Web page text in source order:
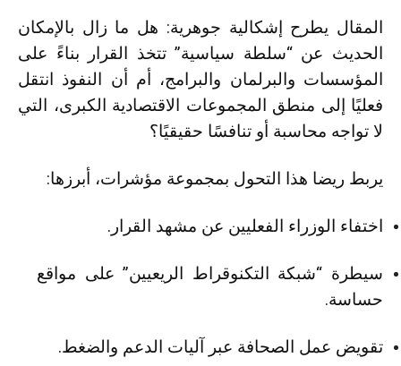
المقال يطرح إشكالية جوهرية: هل ما زال بالإمكان
الحديث عن “سلطة سياسية” تتخذ القرار بناءً على
المؤسسات والبرلمان والبرامج، أم أن النفوذ انتقل
فعليًا إلى منطق المجموعات الاقتصادية الكبرى، التي
لا تواجه محاسبة أو تنافسًا حقيقيًا؟
يربط ريضا هذا التحول بمجموعة مؤشرات، أبرزها:
اختفاء الوزراء الفعليين عن مشهد القرار.
سيطرة “شبكة التكنوقراط الريعيين” على مواقع
حساسة.
تقويض عمل الصحافة عبر آليات الدعم والضغط.